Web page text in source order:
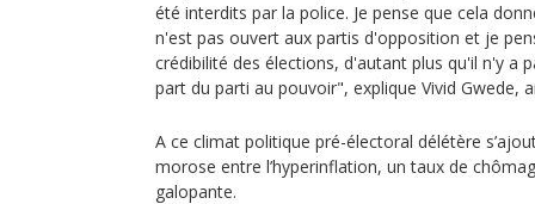
été interdits par la police. Je pense que cela
n'est pas ouvert aux partis d'opposition et je
crédibilité des élections, d'autant plus qu'il n'y a
part du parti au pouvoir", explique Vivid Gwede,
A ce climat politique pré-électoral délétère
morose entre l’hyperinflation, un taux de
galopante.